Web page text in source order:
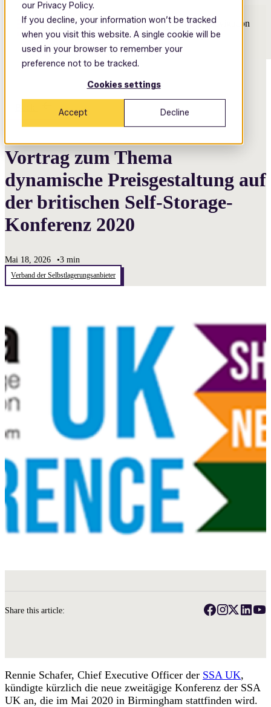
our Privacy Policy.
If you decline, your information won’t be tracked
when you visit this website. A single cookie will be
used in your browser to remember your
preference not to be tracked.
Cookies settings
Accept Decline
Open main navigation
Vortrag zum Thema
dynamische Preisgestaltung auf
der britischen Self-Storage-
Konferenz 2020
Mai 18, 2026 •3 min
Verband der Selbstlagerungsanbieter
Share this article:
Rennie Schafer, Chief Executive Officer der SSA UK,
kündigte kürzlich die neue zweitägige Konferenz der SSA
UK an, die im Mai 2020 in Birmingham stattfinden wird.